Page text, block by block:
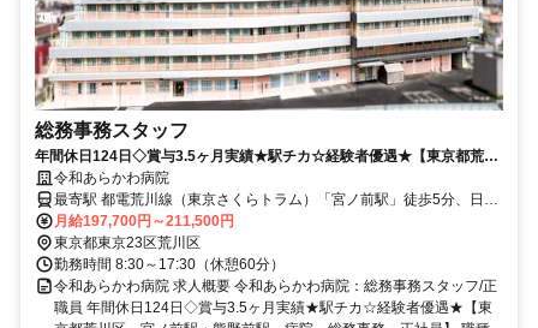
総務事務スタッフ
年間休日124日◇賞与3.5ヶ月実績★駅チカ☆経験者優遇★【東京都荒川
区、宮ノ前駅・熊野前駅、病院、総務事務、正社員】
令和あらかわ病院
最寄駅 都電荒川線（東京さくらトラム）「宮ノ前駅」徒歩5分、日暮
里・舎人ライナー「熊野前駅」徒歩5分
月給197,700円～211,500円
東京都東京23区荒川区
勤務時間 8:30～17:30（休憩60分）
令和あらかわ病院 求人概要 令和あらかわ病院：総務事務スタッフ/正
職員 年間休日124日◇賞与3.5ヶ月実績★駅チカ☆経験者優遇★【東